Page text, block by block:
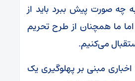
چه صورت پیش ببرد باید از
ما همچنان از طرح تحریم
می‌کنیم.
مبنی بر پهلوگیری یک